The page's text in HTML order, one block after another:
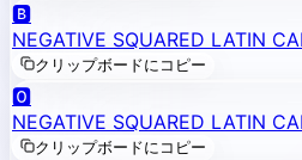
🅱️
NEGATIVE SQUARED LATIN
クリップボードにコピー
🅾️
NEGATIVE SQUARED LATIN
クリップボードにコピー